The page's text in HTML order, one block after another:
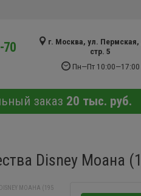
70
г. Москва, ул. Пермская,
стр. 5
Пн—Пт 10:00—17:00
заказ 20 тыс. руб.
Disney Моана
МОАНА (195